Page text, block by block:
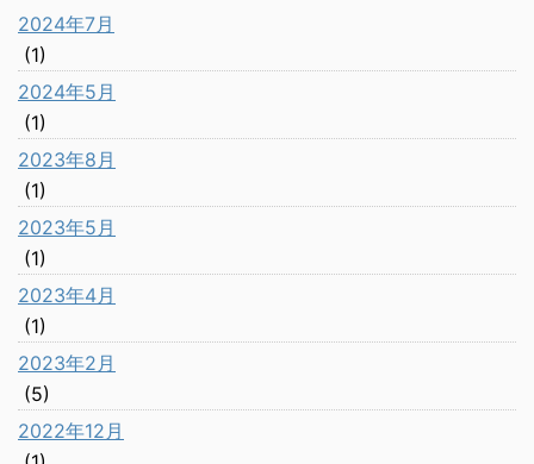
2024年7月
(1)
2024年5月
(1)
2023年8月
(1)
2023年5月
(1)
2023年4月
(1)
2023年2月
(5)
2022年12月